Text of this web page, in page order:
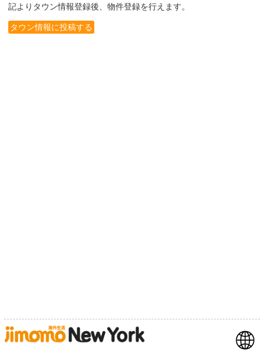
記よりタウン情報登録後、物件登録を行えます。
タウン情報に投稿する